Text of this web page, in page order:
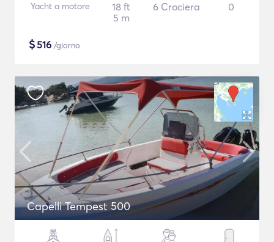
Yacht a motore
18 ft
5 m
6 Crociera 0
$516 /giorno
Capelli Tempest 500